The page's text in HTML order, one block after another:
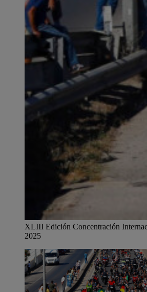
XLIII Edición Concentración
2025